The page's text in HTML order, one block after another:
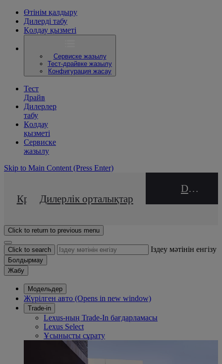
Өтінім қалдыру
Дилерді табу
Қолдау қызметі
Сервиске жазылу
Тест-драйвке жазылу
Конфигурация жасау
Тест
Драйв
Дилерлер
табу
Қолдау
қызметі
Сервиске
жазылу
Skip to Main Content (Press Enter)
Кредиттік калькулятор
Дилерлік орталықтар
DEALER NAME
Click to return to previous menu
Click to search Іздеу мәтінін енгізу
Болдырмау
Жабу
Модельдер
Жүрілген авто (Opens in new window)
Trade-in
Lexus-ның Trade-In бағдарламасы
Lexus Select
Ұсынысты сұрату